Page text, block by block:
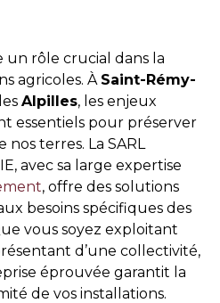
un rôle crucial dans la
agricoles. À Saint-Rémy-
Alpilles, les enjeux
essentiels pour préserver
terres. La SARL
avec sa large expertise
, offre des solutions
besoins spécifiques des
vous soyez exploitant
d’une collectivité,
éprouvée garantit la
de vos installations.